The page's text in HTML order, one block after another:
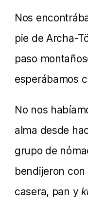
Nos
pie de Archa-
paso
esperábamos
No nos
alma desde
grupo de
bendijeron
casera, pan y